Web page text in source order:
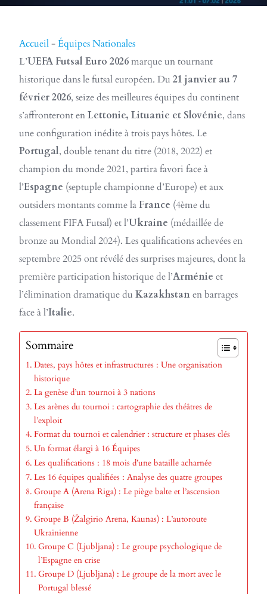
Accueil-Équipes Nationales
L’UEFA Futsal Euro 2026marque un tournant
historique dans le futsal européen. Du 21 janvier au 7
février 2026, seize des meilleures équipes du continent
s’affronteront enLettonie, Lituanie et Slovénie, dans
une configuration inédite à trois pays hôtes. Le
Portugal, double tenant du titre (2018, 2022) et
champion du monde 2021, partira favori face à
l’Espagne (septuple championne d’Europe) et aux
outsiders montants comme la France (4ème du
classement FIFA Futsal) et l’Ukraine (médaillée de
bronze au Mondial 2024). Les qualifications achevées en
septembre 2025 ont révélé des surprises majeures, dont la
première participation historique de l’Arménie et
l’élimination dramatique du Kazakhstanen barrages
face à l’Italie.
Sommaire
Dates, pays hôtes et infrastructures : Une organisation
historique
La genèse d’un tournoi à 3 nations
Les arènes du tournoi : cartographie des théâtres de
l’exploit
Format du tournoi et calendrier : structure et phases clés
Un format élargi à 16 Équipes
Les qualifications : 18 mois d’une bataille acharnée
Les 16 équipes qualifiées : Analyse des quatre groupes
Groupe A (Arena Riga) : Le piège balte et l’ascension
française
Groupe B (Žalgirio Arena, Kaunas) : L’autoroute
Ukrainienne
Groupe C (Ljubljana) : Le groupe psychologique de
l’Espagne en crise
Groupe D (Ljubljana) : Le groupe de la mort avec le
Portugal blessé